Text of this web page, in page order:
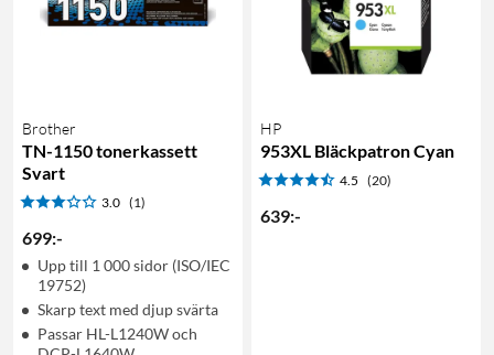
Brother
TN-1150 tonerkassett
Svart
3.0 (1)
699:-
Upp till 1 000 sidor (ISO/IEC
19752)
Skarp text med djup svärta
Passar HL-L1240W och
HP
953XL Bläckpatron Cyan
4.5 (20)
639:-